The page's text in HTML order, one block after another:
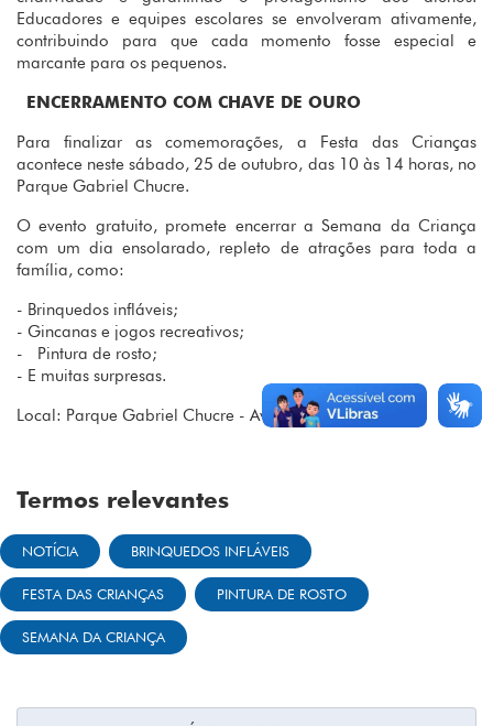
Educadores e equipes escolares se envolveram ativamente,
contribuindo para que cada momento fosse especial e
marcante para os pequenos.
ENCERRAMENTO COM CHAVE DE OURO
Para finalizar as comemorações, a Festa das Crianças
acontece neste sábado, 25 de outubro, das 10 às 14 horas, no
Parque Gabriel Chucre.
O evento gratuito, promete encerrar a Semana da Criança
com um dia ensolarado, repleto de atrações para toda a
família, como:
- Brinquedos infláveis;
- Gincanas e jogos recreativos;
- Pintura de rosto;
- E muitas surpresas.
Local: Parque Gabriel Chucre - Av. Consolação, 505
Termos relevantes
NOTÍCIA BRINQUEDOS INFLÁVEIS
FESTA DAS CRIANÇAS PINTURA DE ROSTO
SEMANA DA CRIANÇA